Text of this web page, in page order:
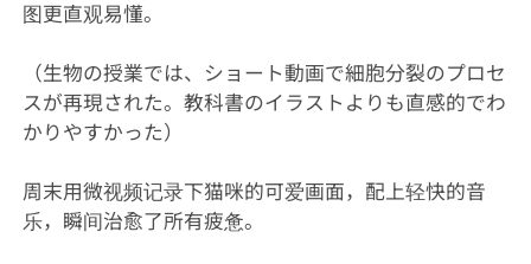
图更直观易懂‌。
（生物の授業では、ショート動画で細胞分裂のプロセ
スが再現された。教科書のイラストよりも直感的でわ
かりやすかった）
周末用微视频记录下猫咪的可爱画面，配上轻快的音
乐，瞬间治愈了所有疲惫。